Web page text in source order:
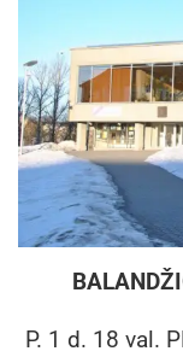
P. 1 d. 18 val.